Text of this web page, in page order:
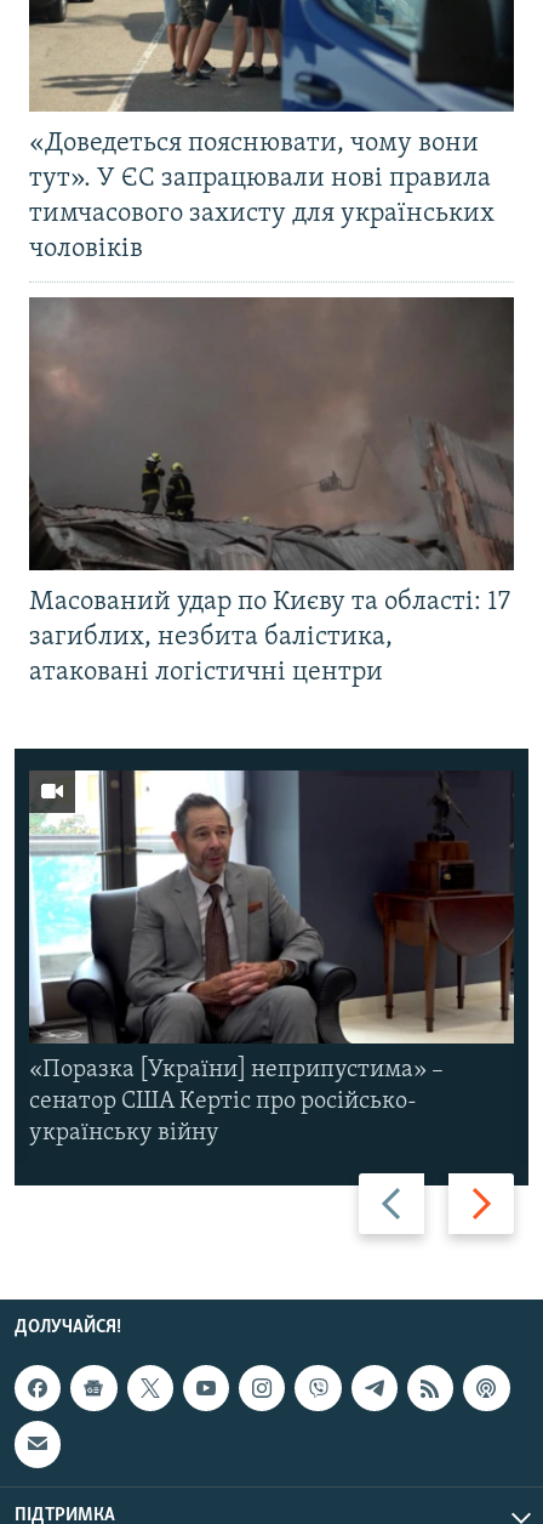
«Доведеться пояснювати, чому вони
тут». У ЄС запрацювали нові правила
тимчасового захисту для українських
чоловіків
Масований удар по Києву та області: 17
загиблих, незбита балістика,
атаковані логістичні центри
Назад Вперед
«Поразка [України] неприпустима» –
сенатор США Кертіс про російсько-
українську війну
ДОЛУЧАЙСЯ!
ПІДТРИМКА